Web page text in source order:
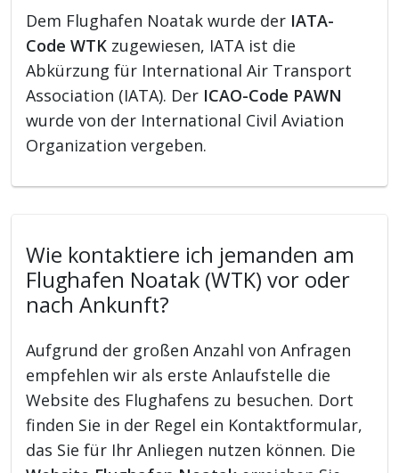
Dem Flughafen Noatak wurde der IATA-
Code WTK zugewiesen, IATA ist die
Abkürzung für International Air Transport
Association (IATA). Der ICAO-Code PAWN
wurde von der International Civil Aviation
Organization vergeben.
Wie kontaktiere ich jemanden am
Flughafen Noatak (WTK) vor oder
nach Ankunft?
Aufgrund der großen Anzahl von Anfragen
empfehlen wir als erste Anlaufstelle die
Website des Flughafens zu besuchen. Dort
finden Sie in der Regel ein Kontaktformular,
das Sie für Ihr Anliegen nutzen können. Die